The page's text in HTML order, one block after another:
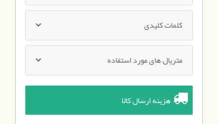
کلمات کلیدی
متریال های مورد استفاده
هزینه ارسال کالا